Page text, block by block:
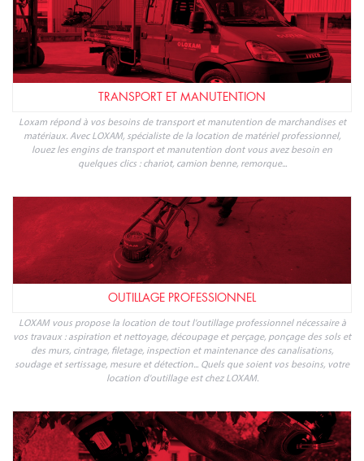
ÉNERGIE ÉLECTRIQUE ET FLUIDES
Lumière, eau, chaleur… autant d'indispensables pour organiser la vie sur vos
l'énergie électrique et aux fluides : location groupe électrogène, location armoire
et coffret électrique, compresseur, chauffage, climatiseur, équipement de
production d'eau glacée ou de traitement de l'air, énergie hydraulique... Réservez
votre location en ligne.
TRANSPORT ET MANUTENTION
Loxam répond à vos besoins de transport et manutention de marchandises et
matériaux. Avec LOXAM, spécialiste de la location de matériel professionnel,
louez les engins de transport et manutention dont vous avez besoin en
quelques clics : chariot, camion benne, remorque...